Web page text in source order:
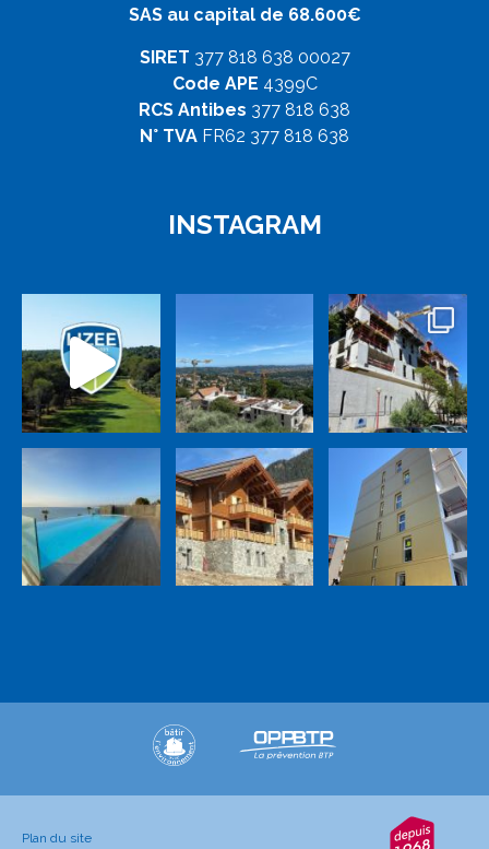
SAS au capital de 68.600€
SIRET 377 818 638 00027
Code APE 4399C
RCS Antibes 377 818 638
N° TVA FR62 377 818 638
INSTAGRAM
Plan du site